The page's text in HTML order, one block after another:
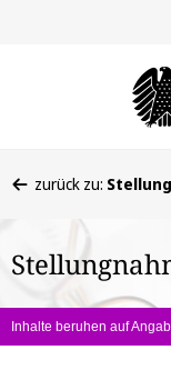
befinden
hier:
zurück zu:
Inhalte beruhen auf